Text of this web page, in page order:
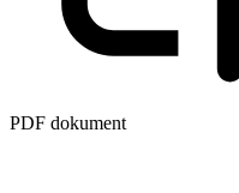
PDF dokument